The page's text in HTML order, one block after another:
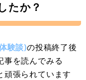
たか？
験談)の投稿終了後
事を読んでみる
頑張られています